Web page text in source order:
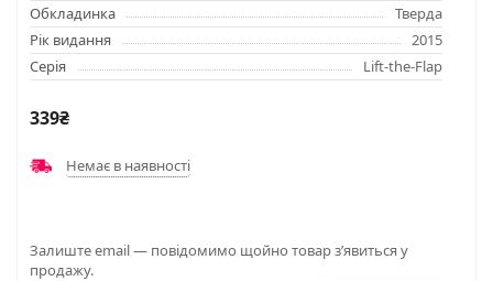
Обкладинка
Тверда
Рік видання
2015
Серія
Lift-the-Flap
339₴
Немає в наявності
Залиште email — повідомимо щойно товар з’явиться у
продажу.